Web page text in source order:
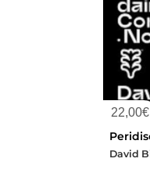
22,00€